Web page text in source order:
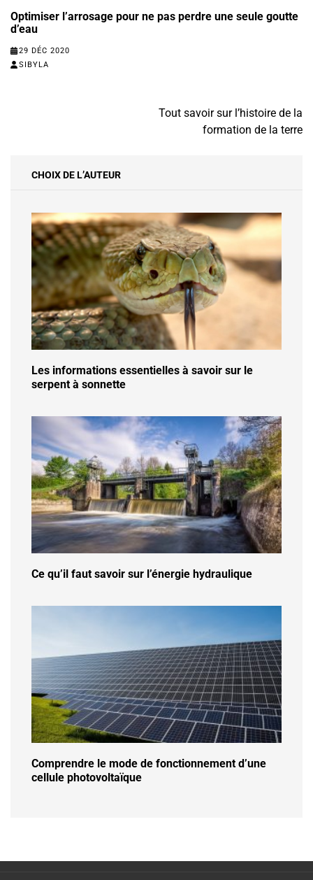
Optimiser l’arrosage pour ne pas perdre une seule goutte
d’eau
29 DÉC 2020
SIBYLA
Tout savoir sur l’histoire de la
formation de la terre
CHOIX DE L’AUTEUR
Les informations essentielles à savoir sur le
serpent à sonnette
Ce qu’il faut savoir sur l’énergie hydraulique
Comprendre le mode de fonctionnement d’une
cellule photovoltaïque